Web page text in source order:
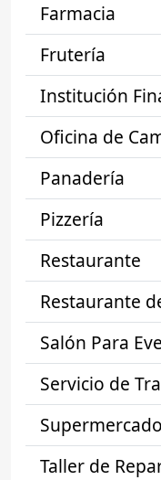
Farmacia
Frutería
Institución
Oficina de
Panadería
Pizzería
Restaurante
Restaurante
Salón Para
Servicio de
Supermercado
Taller de